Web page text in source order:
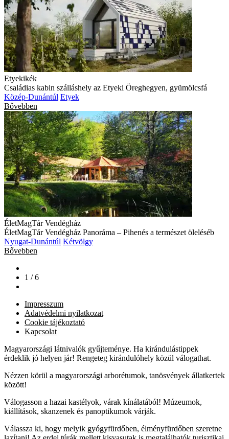
Etyekikék
Családias kabin szálláshely az Etyeki Öreghegyen, gyümölcsfá
Közép-Dunántúl Etyek
Bővebben
ÉletMagTár Vendégház
ÉletMagTár Vendégház Panoráma – Pihenés a természet öleléséb
Nyugat-Dunántúl Kétvölgy
Bővebben
1 / 6
Impresszum
Adatvédelmi nyilatkozat
Cookie tájékoztató
Kapcsolat
Magyarországi látnivalók gyűjteménye. Ha kirándulástippek
érdeklik jó helyen jár! Rengeteg kirándulóhely közül válogathat.
Nézzen körül a magyarországi arborétumok, tanösvények állatkertek
között!
Válogasson a hazai kastélyok, várak kínálatából! Múzeumok,
kiállítások, skanzenek és panoptikumok várják.
Válassza ki, hogy melyik gyógyfürdőben, élményfürdőben szeretne